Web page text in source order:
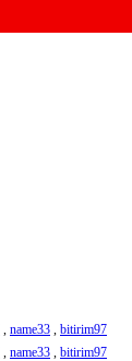
, name33 , bitirim97
, name33 , bitirim97